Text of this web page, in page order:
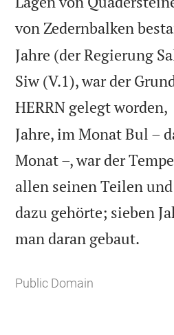
von Zedernbalken
Jahre (der Regierung
Siw (V.1), war der
HERRN gelegt worden,
Jahre, im Monat Bul –
Monat –, war der
allen seinen Teilen
dazu gehörte; sieben
man daran gebaut.
Public Domain